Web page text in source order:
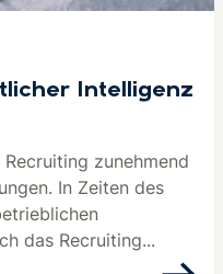
Intelligenz
zunehmend
In Zeiten des
das Recruiting...